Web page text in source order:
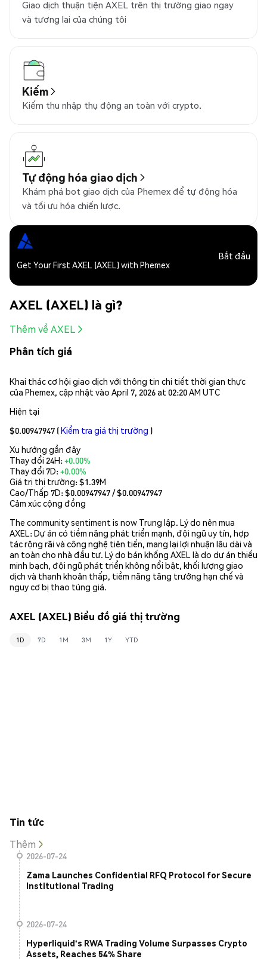
Giao dịch thuận tiện AXEL trên thị trường giao ngay
và tương lai của chúng tôi
Kiếm
Kiếm thu nhập thụ động an toàn với crypto.
Tự động hóa giao dịch
Khám phá bot giao dịch của Phemex để tự động hóa
và tối ưu hóa chiến lược.
Get Your First AXEL (AXEL) with Phemex
Bắt đầu
AXEL (AXEL) là gì?
Thêm về AXEL
Phân tích giá
Khai thác cơ hội giao dịch với thông tin chi tiết thời gian thực
của Phemex, cập nhật vào April 7, 2026 at 02:20 AM UTC
Hiện tại
$0.00947947 (Kiểm tra giá thị trường )
Xu hướng gần đây
Thay đổi 24H:+0.00%
Thay đổi 7D:+0.00%
Giá trị thị trường:$1.39M
Cao/Thấp 7D: $0.00947947/ $0.00947947
Cảm xúc cộng đồng
The community sentiment is now Trung lập. Lý do nên mua
AXEL: Dự án có tiềm năng phát triển mạnh, đội ngũ uy tín, hợp
tác rộng rãi và công nghệ tiên tiến, mang lại lợi nhuận lâu dài và
an toàn cho nhà đầu tư. Lý do bán khống AXEL là do dự án thiếu
minh bạch, đội ngũ phát triển không nổi bật, khối lượng giao
dịch và thanh khoản thấp, tiềm năng tăng trưởng hạn chế và
nguy cơ bị thao túng giá.
AXEL (AXEL) Biểu đồ giá thị trường
1D 7D 1M 3M 1Y YTD
Tin tức
Thêm
2026-07-24
Zama Launches Confidential RFQ Protocol for Secure
Institutional Trading
2026-07-24
Hyperliquid's RWA Trading Volume Surpasses Crypto
Assets, Reaches 54% Share